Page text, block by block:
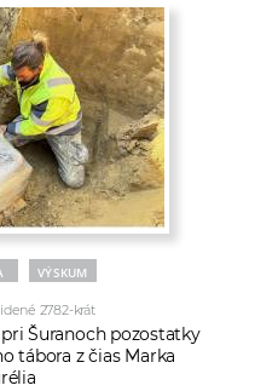
VÝSKUM
2782-krát
Šuranoch pozostatky
tábora z čias Marka